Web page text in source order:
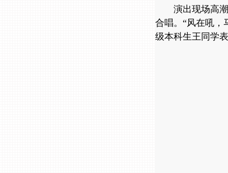
演出现场高
合唱。“风在吼，
级本科生王同学